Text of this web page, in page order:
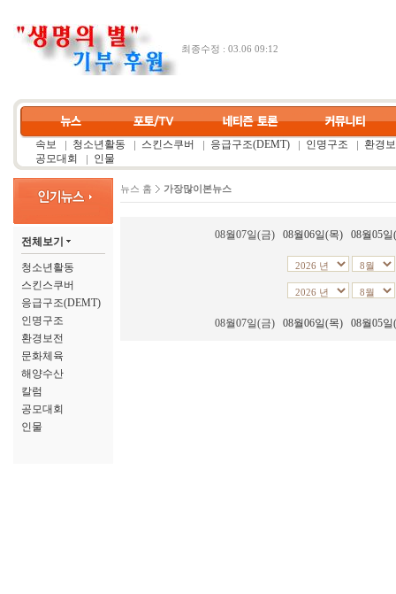
최종수정 : 03.06 09:12
속보 청소년활동 스킨스쿠버 응급구조(DEMT) 인명구조
환경
공모대회
인물
전체보기
청소년활동
스킨스쿠버
응급구조(DEMT)
인명구조
환경보전
문화체육
해양수산
칼럼
공모대회
인물
뉴스 홈 가장많이본뉴스
08월07일(금) 08월06일(목) 08월05
08월07일(금) 08월06일(목) 08월05